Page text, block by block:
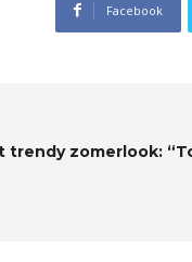
Facebook
zomerlook: